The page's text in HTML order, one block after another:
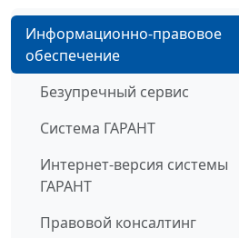
Информационно-правовое
обеспечение
Безупречный сервис
Система ГАРАНТ
Интернет-версия системы
ГАРАНТ
Правовой консалтинг